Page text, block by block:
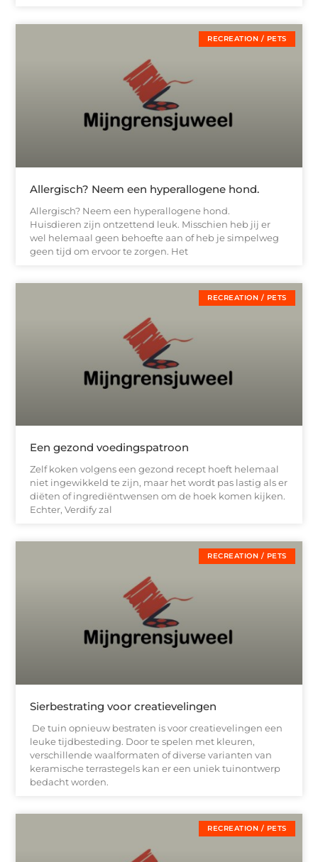
RECREATION / PETS
Allergisch? Neem een hyperallogene hond.
Allergisch? Neem een hyperallogene hond.
Huisdieren zijn ontzettend leuk. Misschien heb jij er
wel helemaal geen behoefte aan of heb je simpelweg
geen tijd om ervoor te zorgen. Het
RECREATION / PETS
Een gezond voedingspatroon
Zelf koken volgens een gezond recept hoeft helemaal
niet ingewikkeld te zijn, maar het wordt pas lastig als er
diëten of ingrediëntwensen om de hoek komen kijken.
Echter, Verdify zal
RECREATION / PETS
Sierbestrating voor creatievelingen
De tuin opnieuw bestraten is voor creatievelingen een
leuke tijdbesteding. Door te spelen met kleuren,
verschillende waalformaten of diverse varianten van
keramische terrastegels kan er een uniek tuinontwerp
bedacht worden.
RECREATION / PETS